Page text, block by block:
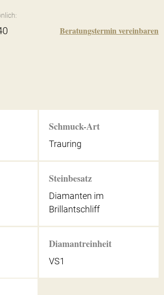
Beratungstermin vereinbaren
Schmuck-Art
Trauring
Steinbesatz
Diamanten im
Brillantschliff
Diamantreinheit
VS1